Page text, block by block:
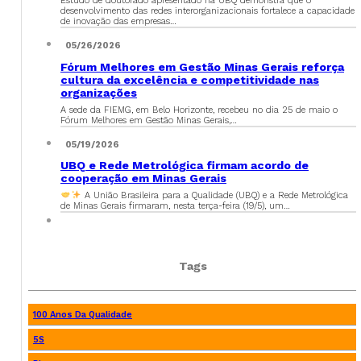
desenvolvimento das redes interorganizacionais fortalece a capacidade
de inovação das empresas…
05/26/2026
Fórum Melhores em Gestão Minas Gerais reforça
cultura da excelência e competitividade nas
organizações
A sede da FIEMG, em Belo Horizonte, recebeu no dia 25 de maio o
Fórum Melhores em Gestão Minas Gerais,…
05/19/2026
UBQ e Rede Metrológica firmam acordo de
cooperação em Minas Gerais
A União Brasileira para a Qualidade (UBQ) e a Rede Metrológica
de Minas Gerais firmaram, nesta terça-feira (19/5), um…
Tags
100 Anos Da Qualidade
5S